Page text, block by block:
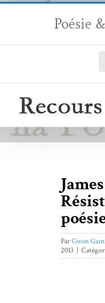
Passer
contenu
Poésie
ParGwen
2013